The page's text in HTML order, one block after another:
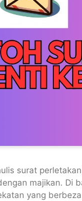
surat perletakan
majikan. Di
yang